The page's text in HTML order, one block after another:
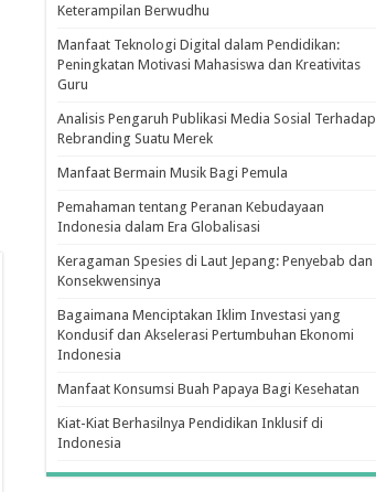
Keterampilan Berwudhu
Manfaat Teknologi Digital dalam Pendidikan:
Peningkatan Motivasi Mahasiswa dan Kreativitas
Guru
Analisis Pengaruh Publikasi Media Sosial Terhadap
Rebranding Suatu Merek
Manfaat Bermain Musik Bagi Pemula
Pemahaman tentang Peranan Kebudayaan
Indonesia dalam Era Globalisasi
Keragaman Spesies di Laut Jepang: Penyebab dan
Konsekwensinya
Bagaimana Menciptakan Iklim Investasi yang
Kondusif dan Akselerasi Pertumbuhan Ekonomi
Indonesia
Manfaat Konsumsi Buah Papaya Bagi Kesehatan
Kiat-Kiat Berhasilnya Pendidikan Inklusif di
Indonesia